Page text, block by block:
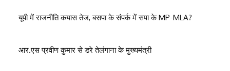
यूपी में राजनीति कयास तेज, बसपा के संपर्क में सपा के MP-MLA?
आर.एस प्रवीण कुमार से डरे तेलंगाना के मुख्यमंत्री